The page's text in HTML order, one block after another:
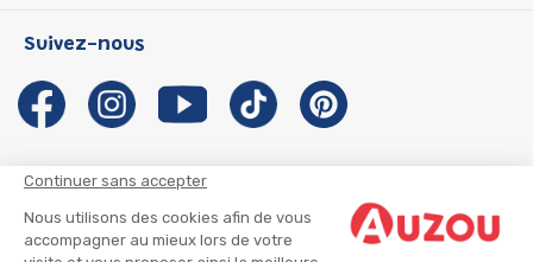
Continuer sans accepter
Nous utilisons des cookies afin de vous
accompagner au mieux lors de votre
Les Influenceuses
Migali
Petite Taupe
Notre histoire
Auzou s'engage
Auteurs et illustrateurs Auzou
Suivre mon colis
Suivez-nous
CGU